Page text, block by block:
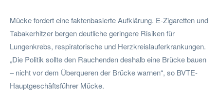
Mücke fordert eine faktenbasierte Aufklärung. E-Zigaretten und
Tabakerhitzer bergen deutliche geringere Risiken für
Lungenkrebs, respiratorische und Herzkreislauferkrankungen.
„Die Politik sollte den Rauchenden deshalb eine Brücke bauen
– nicht vor dem Überqueren der Brücke warnen“, so BVTE-
Hauptgeschäftsführer Mücke.